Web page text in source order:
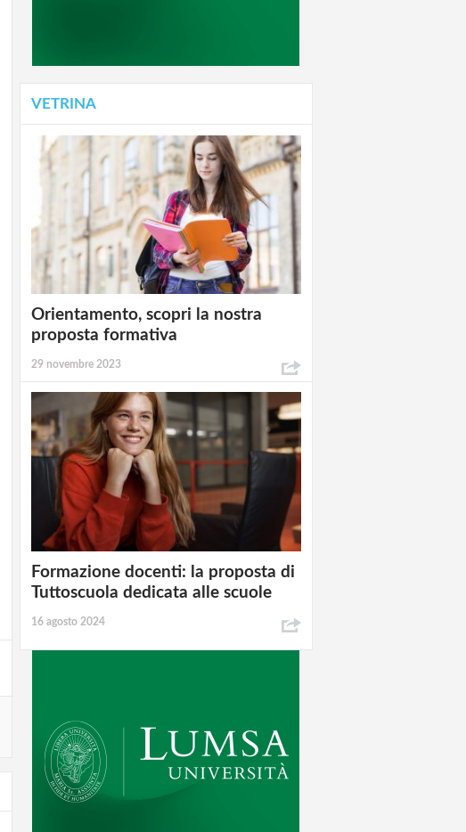
VETRINA
Orientamento, scopri la nostra
proposta formativa
29 novembre 2023
Formazione docenti: la proposta di
Tuttoscuola dedicata alle scuole
16 agosto 2024